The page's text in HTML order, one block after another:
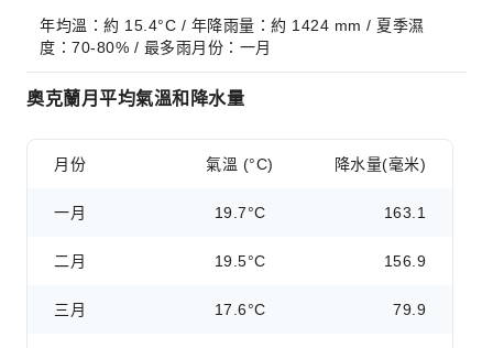
年均溫：約 15.4°C / 年降雨量：約 1424 mm / 夏季濕
度：70-80% / 最多雨月份：一月
奧克蘭月平均氣溫和降水量
月份 氣溫 (°C) 降水量(毫米)
一月 19.7°C 163.1
二月 19.5°C 156.9
三月 17.6°C 79.9